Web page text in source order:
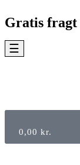
Gratis fragt
☰
0,00 kr.